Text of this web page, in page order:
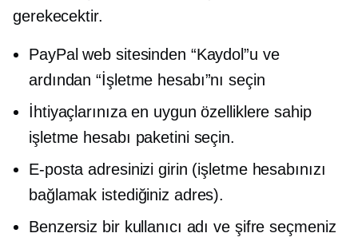
gerekecektir.
PayPal web sitesinden “Kaydol”u ve
ardından “İşletme hesabı”nı seçin
İhtiyaçlarınıza en uygun özelliklere sahip
işletme hesabı paketini seçin.
E-posta adresinizi girin (işletme hesabınızı
bağlamak istediğiniz adres).
Benzersiz bir kullanıcı adı ve şifre seçmeniz